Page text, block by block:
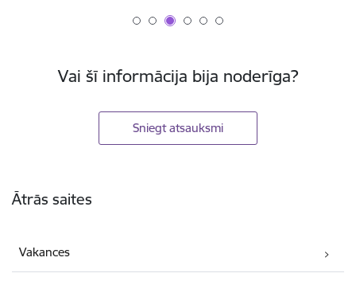
Vai šī informācija bija noderīga?
Sniegt atsauksmi
Ātrās saites
Vakances